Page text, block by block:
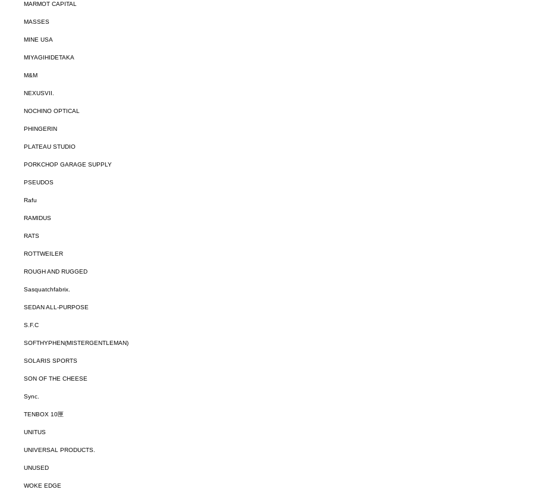
MARMOT CAPITAL
MASSES
MINE USA
MIYAGIHIDETAKA
M&M
NEXUSVII.
NOCHINO OPTICAL
PHINGERIN
PLATEAU STUDIO
PORKCHOP GARAGE SUPPLY
PSEUDOS
Rafu
RAMIDUS
RATS
ROTTWEILER
ROUGH AND RUGGED
Sasquatchfabrix.
SEDAN ALL-PURPOSE
S.F.C
SOFTHYPHEN(MISTERGENTLEMAN)
SOLARIS SPORTS
SON OF THE CHEESE
Sync.
TENBOX 10匣
UNITUS
UNIVERSAL PRODUCTS.
UNUSED
WOKE EDGE